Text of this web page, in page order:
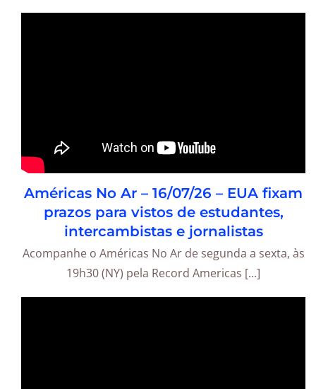
Américas No Ar – 16/07/26 – EUA fixam
prazos para vistos de estudantes,
intercambistas e jornalistas
Acompanhe o Américas No Ar de segunda a sexta, às
19h30 (NY) pela Record Americas [...]